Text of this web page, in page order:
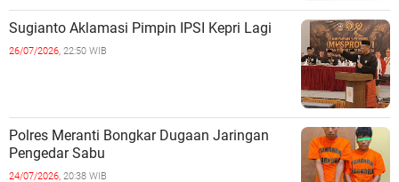
Sugianto Aklamasi Pimpin IPSI Kepri Lagi
26/07/2026, 22:50 WIB
Polres Meranti Bongkar Dugaan Jaringan
Pengedar Sabu
24/07/2026, 20:38 WIB